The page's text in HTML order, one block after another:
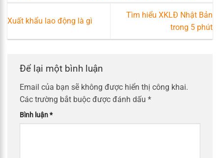
Xuất khẩu lao động là gì
Tìm hiểu XKLĐ Nhật Bản
trong 5 phút
Để lại một bình luận
Email của bạn sẽ không được hiển thị công khai.
Các trường bắt buộc được đánh dấu *
Bình luận*